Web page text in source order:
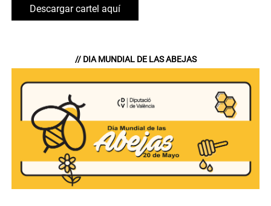
Descargar cartel aquí
// DIA MUNDIAL DE LAS ABEJAS